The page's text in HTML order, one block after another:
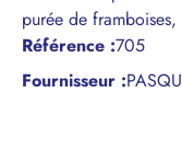
purée de
Référence :705
Fournisseur :